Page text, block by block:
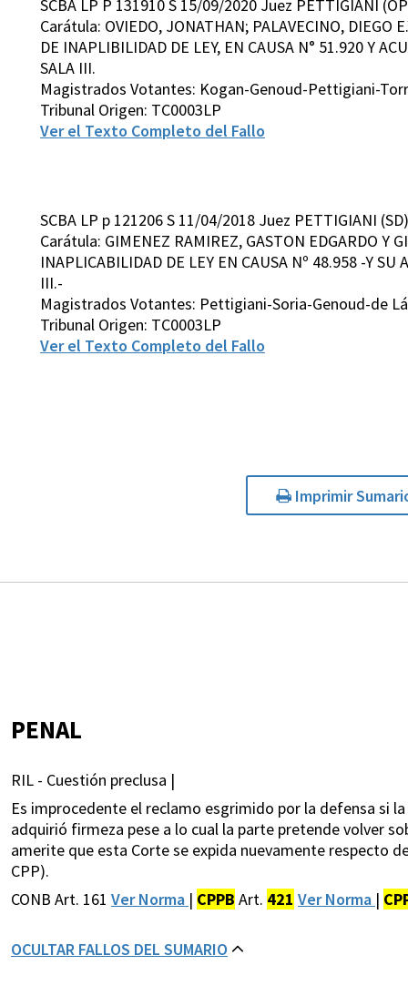
SCBA LP P 131910 S 15/09/2020 Juez PETTIGIANI
Carátula: OVIEDO, JONATHAN; PALAVECINO, DIEGO
DE INAPLIBILIDAD DE LEY, EN CAUSA N° 51.920 Y
SALA III.
Magistrados Votantes: Kogan-Genoud-Pettigiani-
Tribunal Origen: TC0003LP
Ver el Texto Completo del Fallo
SCBA LP p 121206 S 11/04/2018 Juez PETTIGIANI (SD)
Carátula: GIMENEZ RAMIREZ, GASTON EDGARDO Y
INAPLICABILIDAD DE LEY EN CAUSA Nº 48.958 -Y
III.-
Magistrados Votantes: Pettigiani-Soria-Genoud-de
Tribunal Origen: TC0003LP
Ver el Texto Completo del Fallo
Imprimir
PENAL
RIL - Cuestión preclusa |
Es improcedente el reclamo esgrimido por la defensa si
adquirió firmeza pese a lo cual la parte pretende volver
amerite que esta Corte se expida nuevamente respecto
CPP).
CONB Art. 161 Ver Norma | CPPB Art. 421 Ver Norma |
OCULTAR FALLOS DEL SUMARIO